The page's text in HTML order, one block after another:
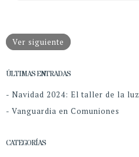
Ver siguiente
ÚLTIMAS ENTRADAS
- Navidad 2024: El taller de la luz
- Vanguardia en Comuniones
CATEGORÍAS